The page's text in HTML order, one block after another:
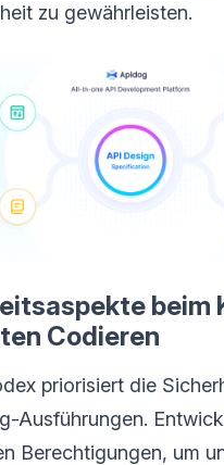
zu gewährleisten.
beim
Codieren
priorisiert die
Ausführungen.
Berechtigungen, um